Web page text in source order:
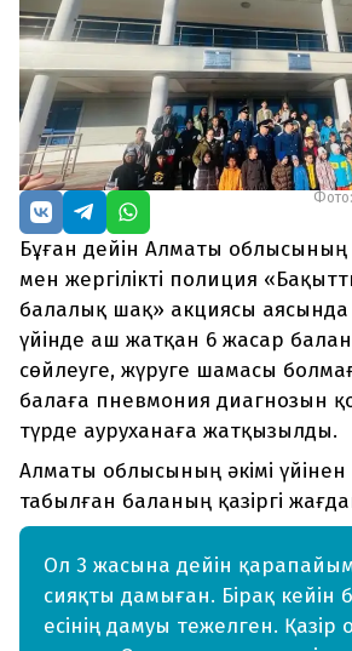
Бұған дейін Алматы облысының
мен жергілікті полиция
балалық шақ» акциясы аясында
үйінде аш жатқан 6 жасар
сөйлеуге, жүруге шамасы
балаға пневмония диагнозын
түрде ауруханаға жатқызылды.
Алматы облысының әкімі үйінен
табылған баланың қазіргі
Ол 3 жасына дейін
сияқты дамыған. Бірақ кейін
есінің дамуы тежелген. Қазір